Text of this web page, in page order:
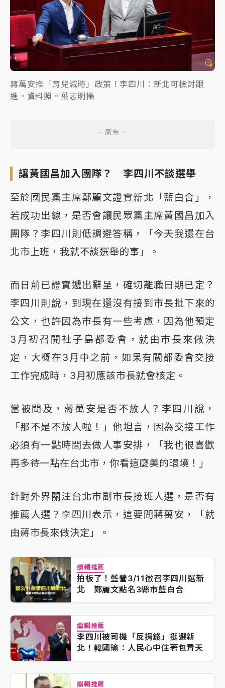
蔣萬安推「育兒減時」政策！李四川：新北可檢討跟
進。資料照。葉志明攝
讓黃國昌加入團隊？ 李四川不談選舉
至於國民黨主席鄭麗文證實新北「藍白合」，
若成功出線，是否會讓民眾黨主席黃國昌加入
團隊？李四川則低調避答稱，「今天我還在台
北市上班，我就不談選舉的事」。
而日前已證實遞出辭呈，確切離職日期已定？
李四川則說，到現在還沒有接到市長批下來的
公文，也許因為市長有一些考慮，因為他預定
3月初召開社子島都委會，就由市長來做決
定，大概在3月中之前，如果有關都委會交接
工作完成時，3月初應該市長就會核定。
當被問及，蔣萬安是否不放人？李四川說，
「那不是不放人啦！」他坦言，因為交接工作
必須有一點時間去做人事安排，「我也很喜歡
再多待一點在台北市，你看這麼美的環境！」
針對外界關注台北市副市長接班人選，是否有
推薦人選？李四川表示，這要問蔣萬安，「就
由蔣市長來做決定」。
編輯推薦
拍板了！藍營3/11徵召李四川選新
北 鄭麗文點名3縣市藍白合
編輯推薦
李四川被司機「反捐錢」挺選新
北！韓國瑜：人民心中住著包青天
編輯推薦